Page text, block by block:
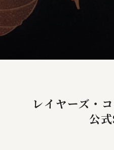
レイヤーズ・
公